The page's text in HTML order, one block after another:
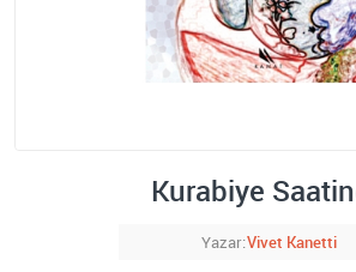
Kurabiye
Yazar Vivet Kanetti